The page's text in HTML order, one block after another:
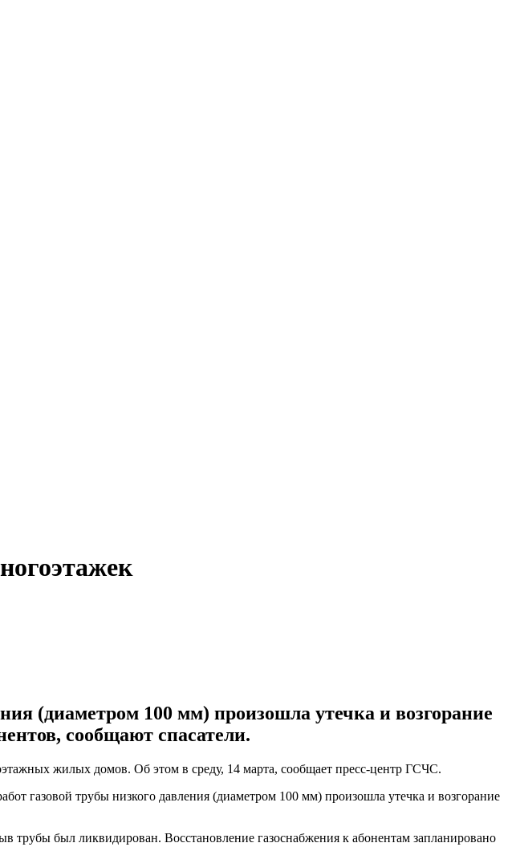
(диаметром 100 мм) произошла утечка и возгорание
сообщают спасатели.
жилых домов. Об этом в среду, 14 марта, сообщает пресс-центр ГСЧС.
газовой трубы низкого давления (диаметром 100 мм) произошла утечка и возгорание
был ликвидирован. Восстановление газоснабжения к абонентам запланировано